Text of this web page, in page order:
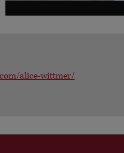
alice-wittmer/